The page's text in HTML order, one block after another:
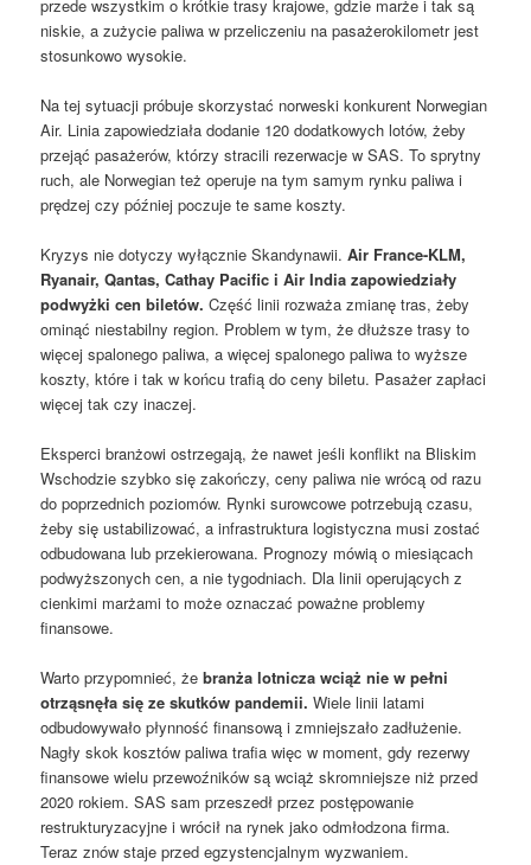
przede wszystkim o krótkie trasy krajowe, gdzie marże i tak są
niskie, a zużycie paliwa w przeliczeniu na pasażerokilometr jest
stosunkowo wysokie.
Na tej sytuacji próbuje skorzystać norweski konkurent Norwegian
Air. Linia zapowiedziała dodanie 120 dodatkowych lotów, żeby
przejąć pasażerów, którzy stracili rezerwacje w SAS. To sprytny
ruch, ale Norwegian też operuje na tym samym rynku paliwa i
prędzej czy później poczuje te same koszty.
Kryzys nie dotyczy wyłącznie Skandynawii.Air France-KLM,
Ryanair, Qantas, Cathay Pacific i Air India zapowiedziały
podwyżki cen biletów.Część linii rozważa zmianę tras, żeby
ominąć niestabilny region. Problem w tym, że dłuższe trasy to
więcej spalonego paliwa, a więcej spalonego paliwa to wyższe
koszty, które i tak w końcu trafią do ceny biletu. Pasażer zapłaci
więcej tak czy inaczej.
Eksperci branżowi ostrzegają, że nawet jeśli konflikt na Bliskim
Wschodzie szybko się zakończy, ceny paliwa nie wrócą od razu
do poprzednich poziomów. Rynki surowcowe potrzebują czasu,
żeby się ustabilizować, a infrastruktura logistyczna musi zostać
odbudowana lub przekierowana. Prognozy mówią o miesiącach
podwyższonych cen, a nie tygodniach. Dla linii operujących z
cienkimi marżami to może oznaczać poważne problemy
finansowe.
Warto przypomnieć, że branża lotnicza wciąż nie w pełni
otrząsnęła się ze skutków pandemii.Wiele linii latami
odbudowywało płynność finansową i zmniejszało zadłużenie.
Nagły skok kosztów paliwa trafia więc w moment, gdy rezerwy
finansowe wielu przewoźników są wciąż skromniejsze niż przed
2020 rokiem. SAS sam przeszedł przez postępowanie
restrukturyzacyjne i wrócił na rynek jako odmłodzona firma.
Teraz znów staje przed egzystencjalnym wyzwaniem.